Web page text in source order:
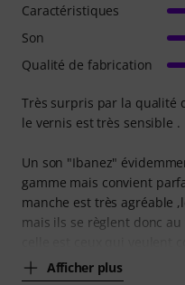
Très surpris par la qualité
le vernis est très sensible .
Un son "Ibanez"
gamme mais convient
manche est très agréable
mais ils se règlent donc
Afficher plus
Caractéristiques
Son
Qualité de fabrication